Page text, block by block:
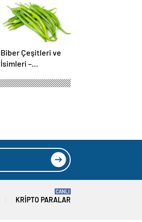
Biber Çeşitleri ve
İsimleri –
Kırmızı ve Acı Biber
KRIPTO PARALAR
CANLI